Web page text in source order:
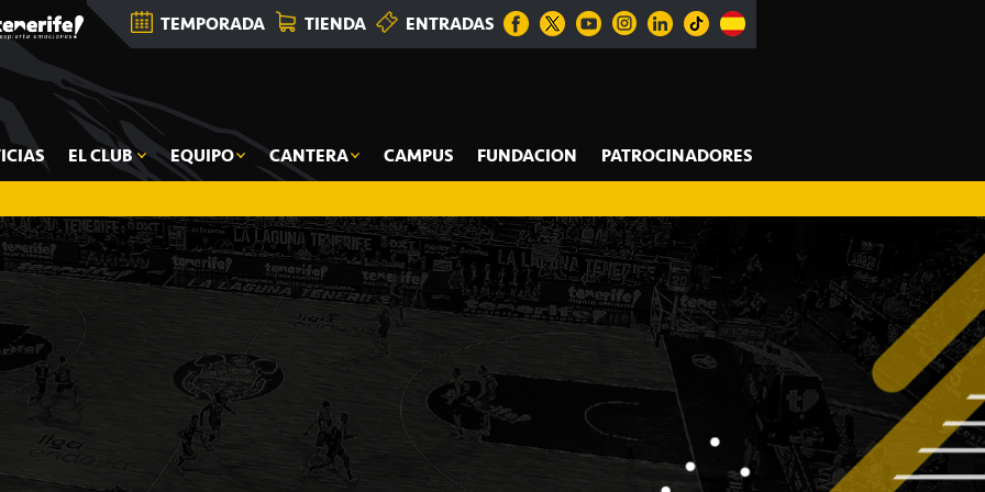
TEMPORADA TIENDA ENTRADAS
EL CLUB EQUIPO CANTERA CAMPUS FUNDACION PATROCINADORES